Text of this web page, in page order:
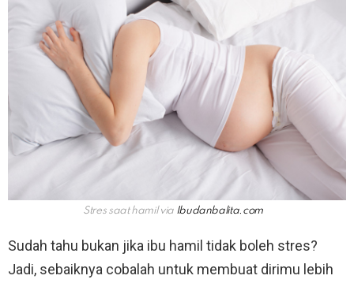
Stres saat hamil viaIbudanbalita.com
Sudah tahu bukan jika ibu hamil tidak boleh stres?
Jadi, sebaiknya cobalah untuk membuat dirimu lebih